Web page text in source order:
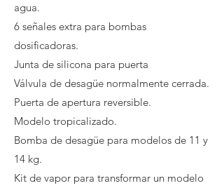
agua.
6 señales extra para bombas
dosificadoras.
Junta de silicona para puerta
Válvula de desagüe normalmente cerrada.
Puerta de apertura reversible.
Modelo tropicalizado.
Bomba de desagüe para modelos de 11 y
14 kg.
Kit de vapor para transformar un modelo